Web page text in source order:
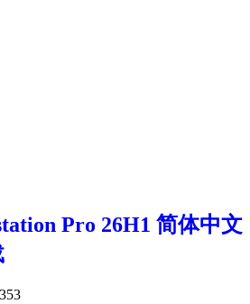
Pro 26H1 简体中文
353